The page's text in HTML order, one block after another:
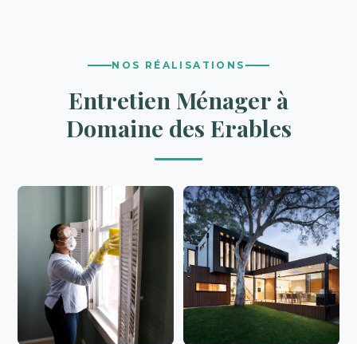
NOS RÉALISATIONS
Entretien Ménager à
Domaine des Erables